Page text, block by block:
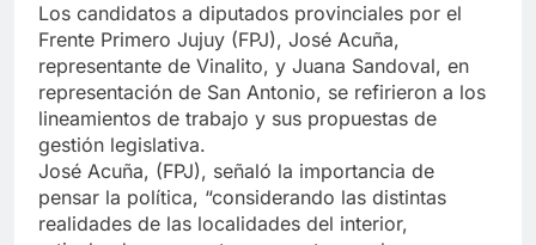
Los candidatos a diputados provinciales por el
Frente Primero Jujuy (FPJ), José Acuña,
representante de Vinalito, y Juana Sandoval, en
representación de San Antonio, se refirieron a los
lineamientos de trabajo y sus propuestas de
gestión legislativa.
José Acuña, (FPJ), señaló la importancia de
pensar la política, “considerando las distintas
realidades de las localidades del interior,